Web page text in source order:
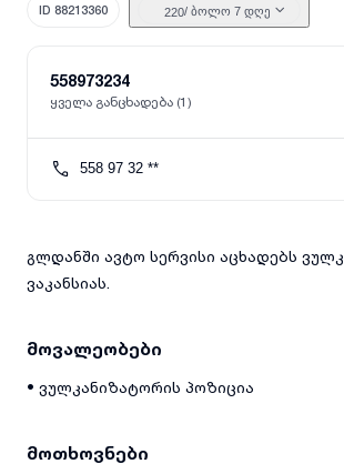
ID 88213360 220/ ბოლო 7 დღე
558973234
ყველა განცხადება (1)
558 97 32 **
გლდანში ავტო სერვისი აცხადებს
ვაკანსიას.
მოვალეობები
• ვულკანიზატორის პოზიცია
მოთხოვნები